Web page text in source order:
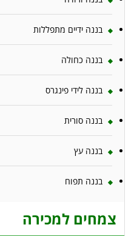
בננה ידיים מתפללות
בננה כחולה
בננה לידי פינגרס
בננה סורית
בננה עץ
בננה תפוח
צמחים למכירה